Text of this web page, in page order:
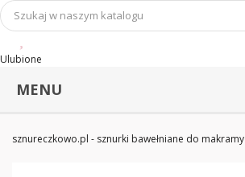
Ulubione
MENU
sznureczkowo.pl - sznurki bawełniane do makramy